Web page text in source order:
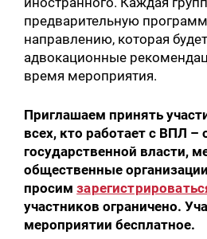
предварительную
направлению, которая
адвокационные
время мероприятия.
Приглашаем принять
всех, кто работает с ВПЛ –
государственной власти,
общественные
просим
участников ограничено.
мероприятии бесплатное.